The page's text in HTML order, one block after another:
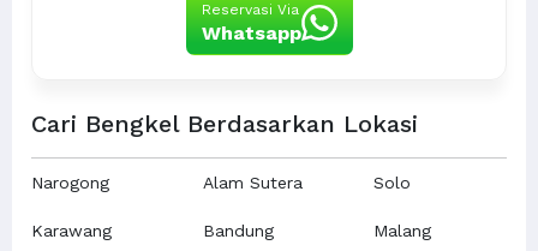
Reservasi Via
Whatsapp
Cari Bengkel Berdasarkan Lokasi
Narogong
Karawang
Alam Sutera
Bandung
Solo
Malang